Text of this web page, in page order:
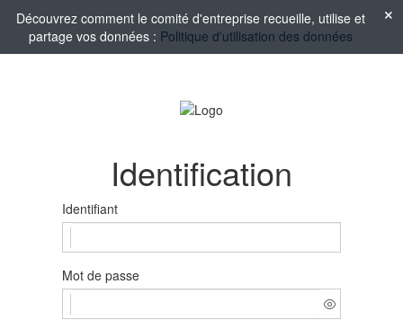
Découvrez comment le comité d'entreprise recueille, utilise et
partage vos données : Politique d'utilisation des données
Identification
Identifiant
Mot de passe